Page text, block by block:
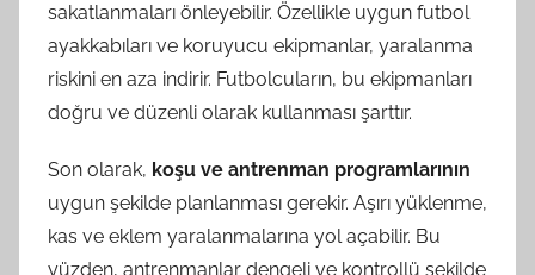
sakatlanmaları önleyebilir. Özellikle uygun futbol
ayakkabıları ve koruyucu ekipmanlar, yaralanma
riskini en aza indirir. Futbolcuların, bu ekipmanları
doğru ve düzenli olarak kullanması şarttır.
Son olarak, koşu ve antrenman programlarının
uygun şekilde planlanması gerekir. Aşırı yüklenme,
kas ve eklem yaralanmalarına yol açabilir. Bu
yüzden, antrenmanlar dengeli ve kontrollü şekilde